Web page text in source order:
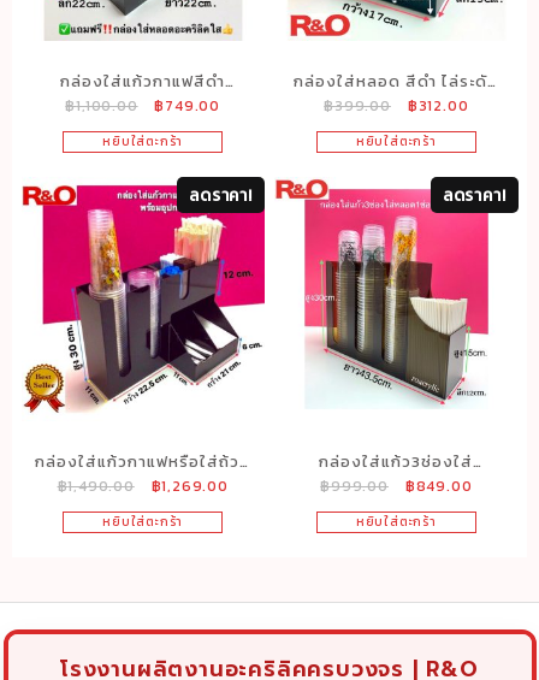
กล่องใส่แก้วกาแฟสีดำ
รุ่น2ชั้น4ช่องรุ่นมีของแถม
กล่องใส
฿1,100.00
Original
price
was:
฿1,100.00.
฿749.00
price
is:
฿749.00.
หยิบใส่ตะกร้า
กล่องใส่หลอด สีดำ ไล่ระดับ
17.5x13x16 cm.
฿399.00
Original
price
was:
฿399.00.
฿312.00
price
is:
฿312.00.
หยิบใส่ตะกร้า
ลดราคา!
กล่องใส่แก้วกาแฟหรือใส่ถ้วย
ไอศครีมพร้อมอุปกรณ์ครบชุด
สีดำ
฿1,490.00
Original
price
was:
฿1,269.00
หยิบใส่ตะกร้า
ลดราคา!
กล่องใส่แก้ว3ช่องใส่
หลอด1ช่องสีชาขนาด
กว้าง43.5xลึก11xสูง30cm.
฿999.00
Original
price
was:
฿849.00
price
is:
หยิบใส่ตะกร้า
โรงงานผลิตงานอะคริลิคครบวงจร | R&O